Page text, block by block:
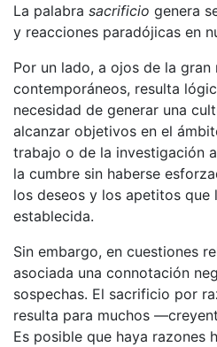
La palabra sacrificio genera
y reacciones paradójicas en
Por un lado, a ojos de la
contemporáneos, resulta
necesidad de generar una
alcanzar objetivos en el
trabajo o de la investigación
la cumbre sin haberse
los deseos y los apetitos que
establecida.
Sin embargo, en cuestiones
asociada una connotación
sospechas. El sacrificio por
resulta para muchos
Es posible que haya razones